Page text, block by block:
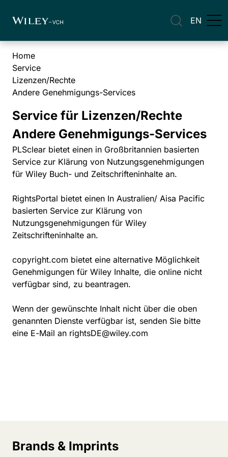
EN
Home
Service
Lizenzen/Rechte
Andere Genehmigungs-Services
Service für Lizenzen/Rechte
Andere Genehmigungs-Services
PLSclear bietet einen in Großbritannien basierten
Service zur Klärung von Nutzungsgenehmigungen
für Wiley Buch- und Zeitschrifteninhalte an.
RightsPortal bietet einen In Australien/ Aisa Pacific
basierten Service zur Klärung von
Nutzungsgenehmigungen für Wiley
Zeitschrifteninhalte an.
copyright.com bietet eine alternative Möglichkeit
Genehmigungen für Wiley Inhalte, die online nicht
verfügbar sind, zu beantragen.
Wenn der gewünschte Inhalt nicht über die oben
genannten Dienste verfügbar ist, senden Sie bitte
eine E-Mail an rightsDE@wiley.com
Brands & Imprints